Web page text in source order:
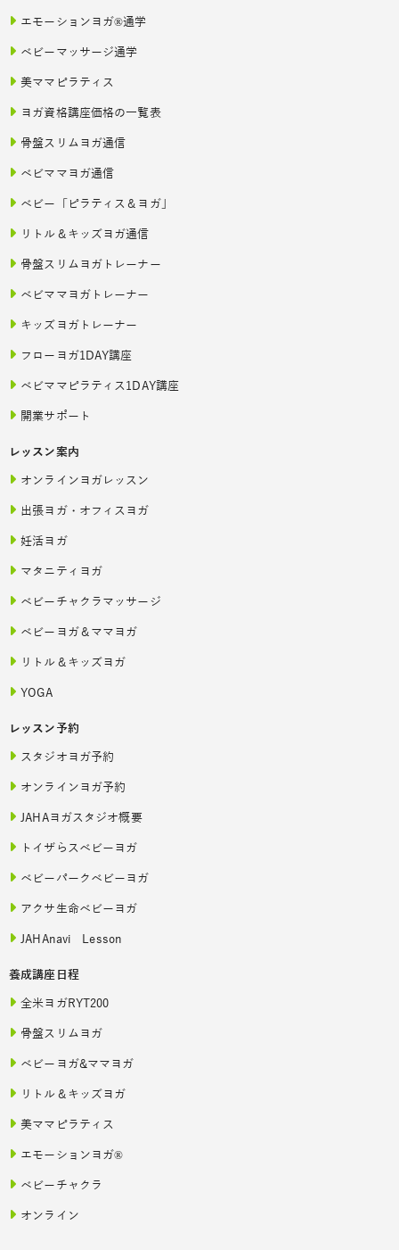
エモーションヨガ®通学
ベビーマッサージ通学
美ママピラティス
ヨガ資格講座価格の一覧表
骨盤スリムヨガ通信
ベビママヨガ通信
ベビー「ピラティス＆ヨガ」
リトル＆キッズヨガ通信
骨盤スリムヨガトレーナー
ベビママヨガトレーナー
キッズヨガトレーナー
フローヨガ1DAY講座
ベビママピラティス1DAY講座
開業サポート
レッスン案内
オンラインヨガレッスン
出張ヨガ・オフィスヨガ
妊活ヨガ
マタニティヨガ
ベビーチャクラマッサージ
ベビーヨガ＆ママヨガ
リトル＆キッズヨガ
YOGA
レッスン予約
スタジオヨガ予約
オンラインヨガ予約
JAHAヨガスタジオ概要
トイザらスベビーヨガ
ベビーパークベビーヨガ
アクサ生命ベビーヨガ
JAHAnavi Lesson
養成講座日程
全米ヨガRYT200
骨盤スリムヨガ
ベビーヨガ&ママヨガ
リトル＆キッズヨガ
美ママピラティス
エモーションヨガ®
ベビーチャクラ
オンライン